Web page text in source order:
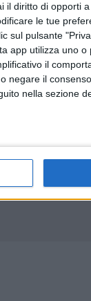
il diritto di opporti
le tue
sul pulsante
app utilizza uno
il
negare il
nella sezione
Articolo